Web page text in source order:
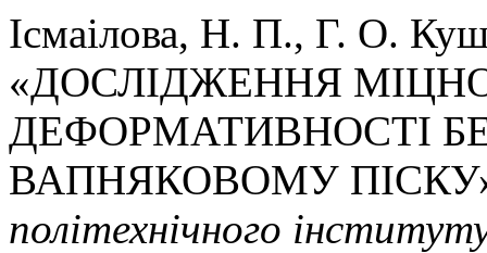
Ісмаілова, Н. П., Г. О.
«ДОСЛІДЖЕННЯ
ДЕФОРМАТИВНОСТІ
ВАПНЯКОВОМУ
політехнічного